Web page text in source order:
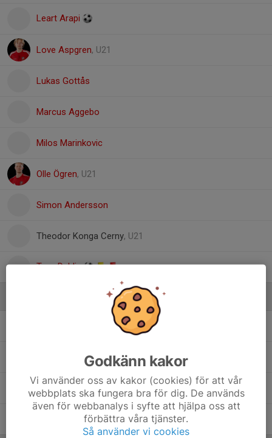
Leart Arapi
Love Aspgren, U21
Lukas Gottås
Marcus Aggebo
Milos Marinkovic
Olle Ögren, U21
Simon Andersson
Theodor Konga Cerny, U21
Tom Dahlin
Lagledare
Christian MobergHuvudtränare
Marcus Almering Sportchef Herr
Tomas ThörnblomLagledare
Godkänn kakor
Vi använder oss av kakor (cookies) för att vår
webbplats ska fungera bra för dig. De används
även för webbanalys i syfte att hjälpa oss att
förbättra våra tjänster.
Så använder vi cookies